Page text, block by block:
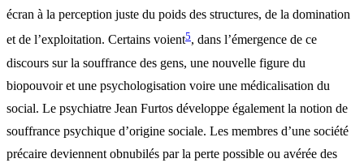
écran à la perception juste du poids des structures, de la domination
et de l’exploitation. Certains voient5, dans l’émergence de ce
discours sur la souffrance des gens, une nouvelle figure du
biopouvoir et une psychologisation voire une médicalisation du
social. Le psychiatre Jean Furtos développe également la notion de
souffrance psychique d’origine sociale. Les membres d’une société
précaire deviennent obnubilés par la perte possible ou avérée des